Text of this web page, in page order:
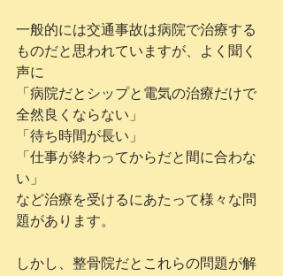
一般的には交通事故は病院で治療する
ものだと思われていますが、よく聞く
声に
「病院だとシップと電気の治療だけで
全然良くならない」
「待ち時間が長い」
「仕事が終わってからだと間に合わな
い」
など治療を受けるにあたって様々な問
題があります。
しかし、整骨院だとこれらの問題が解